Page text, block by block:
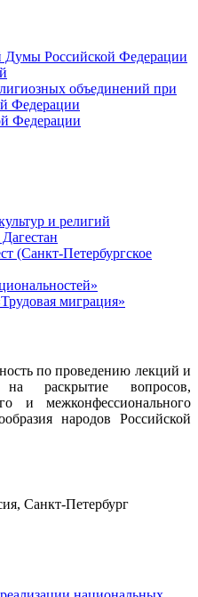
Думы Российской Федерации
объединений при
Федерации
Федерации
и религий
(Санкт-Петербургское
миграция»
по проведению лекций и
на раскрытие вопросов,
и межконфессионального
народов Российской
Санкт-Петербург